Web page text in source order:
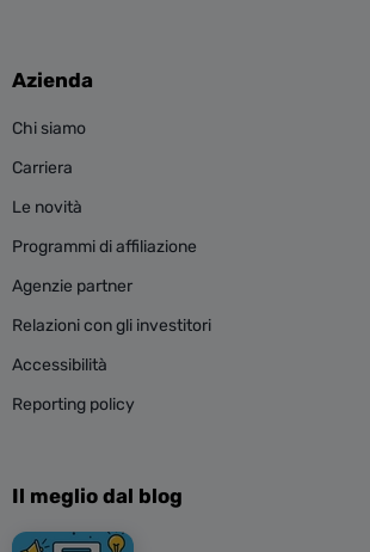
Azienda
Chi siamo
Carriera
Le novità
Programmi di affiliazione
Agenzie partner
Relazioni con gli investitori
Accessibilità
Reporting policy
Il meglio dal blog